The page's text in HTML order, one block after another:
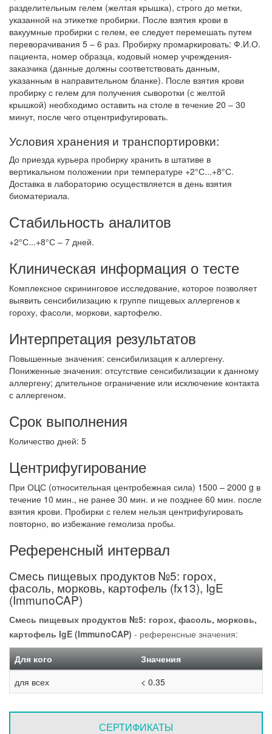
разделительным гелем (желтая крышка), строго до метки,
указанной на этикетке пробирки. После взятия крови в
вакуумные пробирки с гелем, ее следует перемешать путем
переворачивания 5 – 6 раз. Пробирку промаркировать: Ф.И.О.
пациента, номер образца, кодовый номер учреждения-
заказчика (данные должны соответствовать данным,
указанным в направительном бланке). После взятия крови
пробирку с гелем для получения сыворотки (с желтой
крышкой) необходимо оставить на столе в течение 20 – 30
минут, после чего отцентрифугировать.
Условия хранения и транспортировки:
До приезда курьера пробирку хранить в штативе в
вертикальном положении при температуре +2°С...+8°С.
Доставка в лабораторию осуществляется в день взятия
биоматериала.
Стабильность аналитов
+2°С...+8°С – 7 дней.
Клиническая информация о тесте
Комплексное скрининговое исследование, которое позволяет
выявить сенсибилизацию к группе пищевых аллергенов к
гороху, фасоли, моркови, картофелю.
Интерпретация результатов
Повышенные значения: сенсибилизация к аллергену.
Пониженные значения: отсутствие сенсибилизации к данному
аллергену; длительное ограничение или исключение контакта
с аллергеном.
Срок выполнения
Количество дней: 5
Центрифугирование
При ОЦС (относительная центробежная сила) 1500 – 2000 g в
течение 10 мин., не ранее 30 мин. и не позднее 60 мин. после
взятия крови. Пробирки с гелем нельзя центрифугировать
повторно, во избежание гемолиза пробы.
Референсный интервал
Смесь пищевых продуктов №5: горох,
фасоль, морковь, картофель (fx13), IgE
(ImmunoCAP)
Смесь пищевых продуктов №5: горох, фасоль, морковь,
картофель IgE (ImmunoCAP) - референсные значения:
Для кого
Значения
для всех
< 0.35
СЕРТИФИКАТЫ